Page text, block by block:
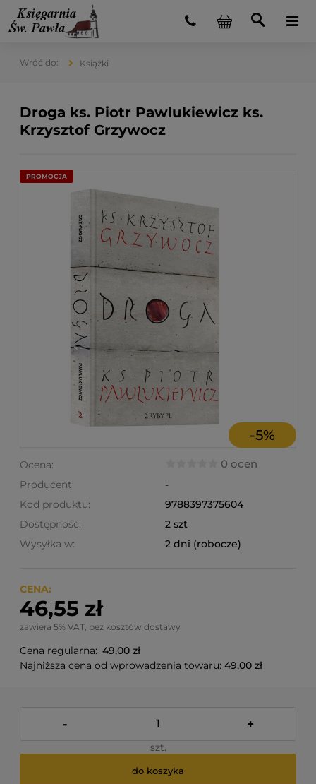
Książki
Droga ks. Piotr Pawlukiewicz ks.
Krzysztof Grzywocz
PROMOCJA
-5%
Ocena: 0 ocen
Producent:
-
Kod produktu:
9788397375604
Dostępność:
2 szt
Wysyłka w:
2 dni (robocze)
CENA:
46,55 zł
zawiera 5% VAT, bez kosztów dostawy
Cena regularna: 49,00 zł
Najniższa cena od wprowadzenia towaru: 49,00 zł
- +
szt.
do koszyka